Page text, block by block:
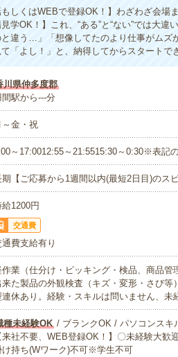
もしくはWEBで登録OK！】わざわざ会
学OK！】これ、“ある”と“ない”では大
と違う…」「想像してたのより仕事がム
「よし！」と、納得してからスタート
川県仲多度郡
間駅から---分
～金・祝
～17:0012:55～21:5515:30～0:30※表記
期【ご応募から1週間以内(最短2日目)のス
給1200円
交通費
通費支給有り
作業（仕分け・ピッキング・検品、商品管
来た製品の外観検査（キズ・変形・さび
連休あり。経験・スキルは問いません、
種未経験OK/ ブランクOK / パソコンスキ
来社不要、WEB登録OK！】〇未経験大
け持ち(Wワーク)不可※学生不可